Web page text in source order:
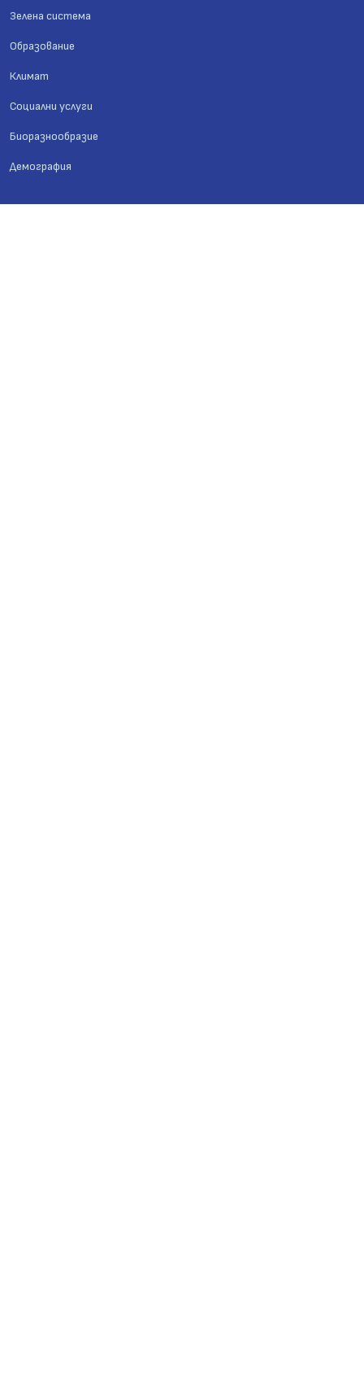
Зелена система
Образование
Климат
Социални услуги
Биоразнообразие
Демография